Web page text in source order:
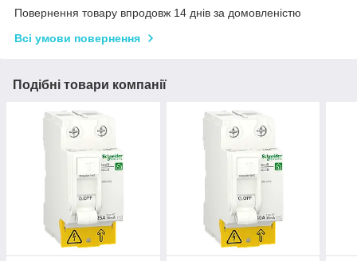
Повернення товару впродовж 14 днів за домовленістю
Всі умови повернення
Подібні товари компанії